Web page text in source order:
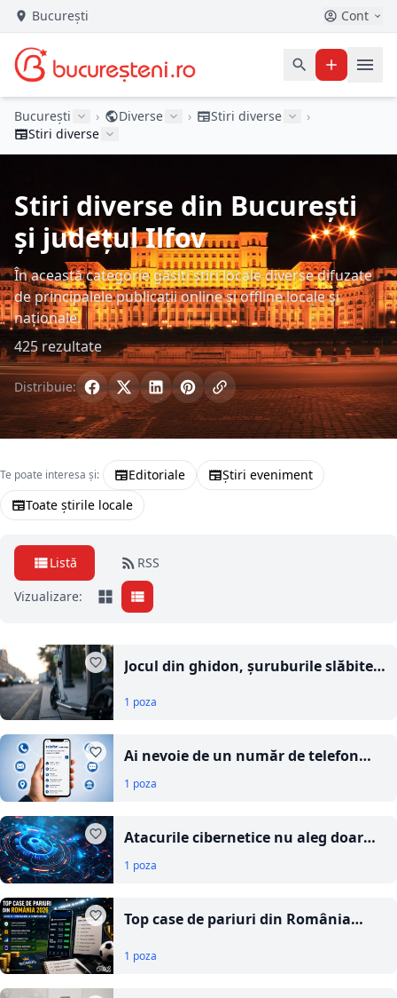
București Cont
București › Diverse › Stiri diverse
›
Stiri diverse
Stiri diverse din București
și județul Ilfov
În această categorie găsiți știri locale diverse difuzate
de principalele publicații online și offline locale și
naționale.
425 rezultate
Distribuie:
Te poate interesa și: Editoriale
Știri eveniment
Toate știrile locale
Listă
RSS
Vizualizare:
Jocul din ghidon, șuruburile slăbite
cu trotineta ta după primul an
1 poza
Ai nevoie de un număr de telefon
sau date de contact? Telefon.www.ro
1 poza
Atacurile cibernetice nu aleg doar
companiile mari: de ce IMM-urile
1 poza
Top case de pariuri din România
bonusurilor
1 poza